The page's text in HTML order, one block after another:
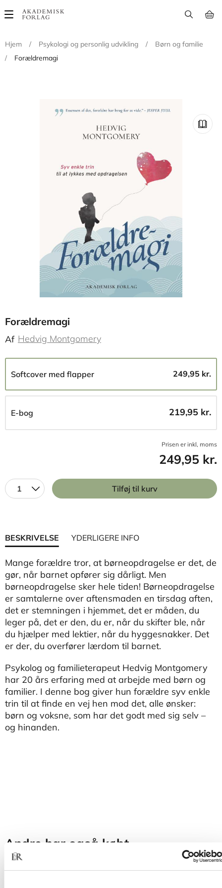
Main
Hjem
/ Psykologi og personlig udvikling /
Børn og familie
/
Forældremagi
Forældremagi
Af Hedvig Montgomery
Softcover med flapper 249,95 kr.
E-bog 219,95 kr.
Prisen er inkl, moms
249,95 kr.
1 Tilføj til kurv
BESKRIVELSE YDERLIGERE INFO
Mange forældre tror, at børneopdragelse er det, de
gør, når barnet opfører sig dårligt. Men
børneopdragelse sker hele tiden! Børneopdragelse
er samtalerne over aftensmaden en tirsdag aften,
det er stemningen i hjemmet, det er måden, du
leger på, det er den, du er, når du skifter ble, når
du hjælper med lektier, når du hyggesnakker. Det
er der, du overfører lærdom til barnet.
Psykolog og familieterapeut Hedvig Montgomery
har 20 års erfaring med at arbejde med børn og
familier. I denne bog giver hun forældre syv enkle
trin til at finde en vej hen mod det, alle ønsker:
børn og voksne, som har det godt med sig selv –
og hinanden.
Andre har også købt